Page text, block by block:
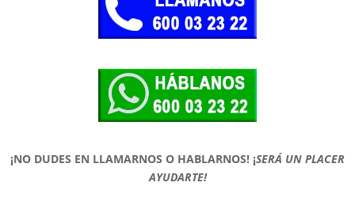
¡NO DUDES EN LLAMARNOS O HABLARNOS! ¡SERÁ UN PLACER
AYUDARTE!